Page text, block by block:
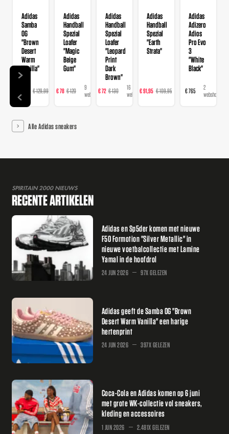
Adidas
Samba
OG
"Brown
Desert
Warm
Vanilla"
€ 129,99
14
webshops
Adidas
Handball
Spezial
Loafer
"Magic
Beige
Gum"
€ 78 € 120
9
webshops
Adidas
Handball
Spezial
Loafer
"Leopard
Print
Dark
Brown"
€ 72 € 130
16
webshops
Adidas
Handball
Spezial
"Earth
Strata"
€ 91,95 € 109,95
webshops
Adidas
Adizero
Adios
Pro Evo
3
"White
Black"
€ 765
2
webshops
Alle Adidas sneakers
SPIRITAIN 2000 NIEUWS
RECENTE ARTIKELEN
Adidas en Sp5der komen met nieuwe
F50 Formotion "Silver Metallic" in
nieuwe voetbalcollectie met Lamine
Yamal in de hoofdrol
24 JUN 2026 97X GELEZEN
Adidas geeft de Samba OG "Brown
Desert Warm Vanilla" een harige
hertenprint
24 JUN 2026 397X GELEZEN
Coca-Cola en Adidas komen op 6 juni
met grote WK-collectie vol sneakers,
kleding en accessoires
1 JUN 2026 2.481X GELEZEN